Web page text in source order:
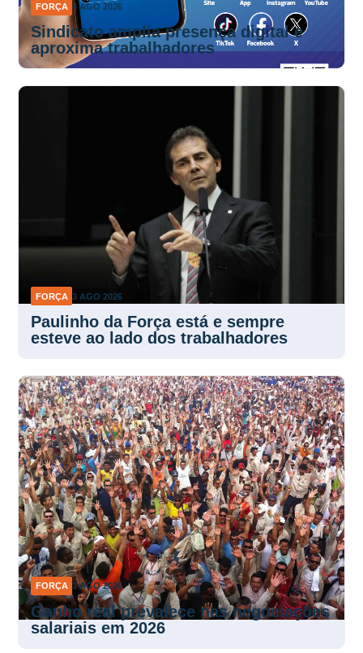
FORÇA 4 AGO 2026
Sindicato amplia presença digital e
aproxima trabalhadores
FORÇA 3 AGO 2026
Paulinho da Força está e sempre
esteve ao lado dos trabalhadores
FORÇA 3 AGO 2026
Ganho real prevalece nas negociações
salariais em 2026